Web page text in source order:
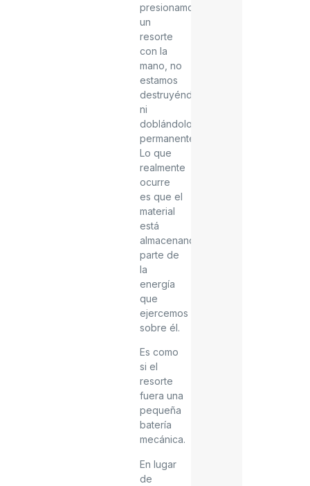
presionamos
un
resorte
con la
mano, no
estamos
destruyéndolo
ni
doblándolo
permanentemente.
Lo que
realmente
ocurre
es que el
material
está
almacenando
parte de
la
energía
que
ejercemos
sobre él.
Es como
si el
resorte
fuera una
pequeña
batería
mecánica.
En lugar
de